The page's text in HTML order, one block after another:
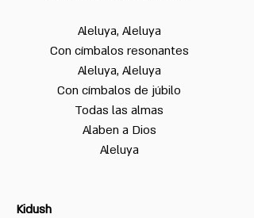
Aleluya, Aleluya
Con címbalos resonantes
Aleluya, Aleluya
Con címbalos de júbilo
Todas las almas
Alaben a Dios
Aleluya
Kidush